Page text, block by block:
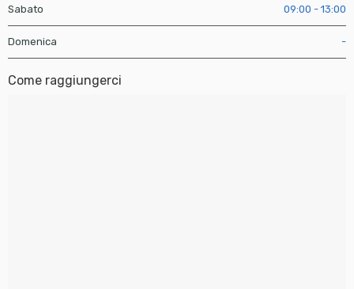
Sabato 09:00 - 13:00
Domenica -
Come raggiungerci